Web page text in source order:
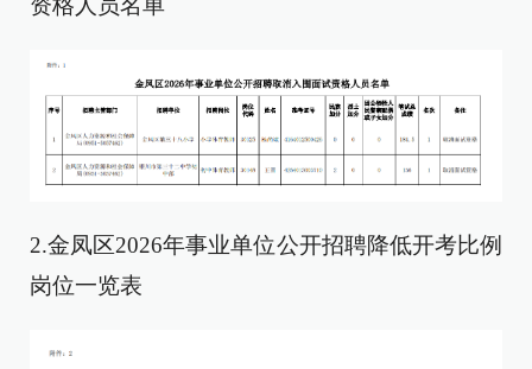
2.金凤区2026年事业单位公开招聘降低开考比例
岗位一览表